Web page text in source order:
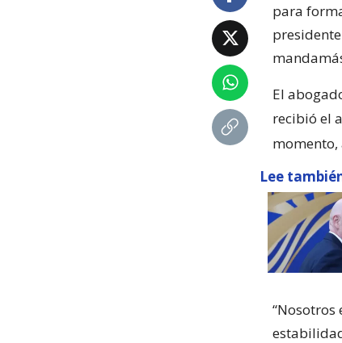
para
El
recibió el
Lee